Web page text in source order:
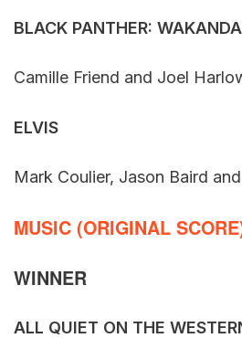
BLACK PANTHER:
Camille Friend and Joel
ELVIS
Mark Coulier, Jason Baird
MUSIC (ORIGINAL
WINNER
ALL QUIET ON THE